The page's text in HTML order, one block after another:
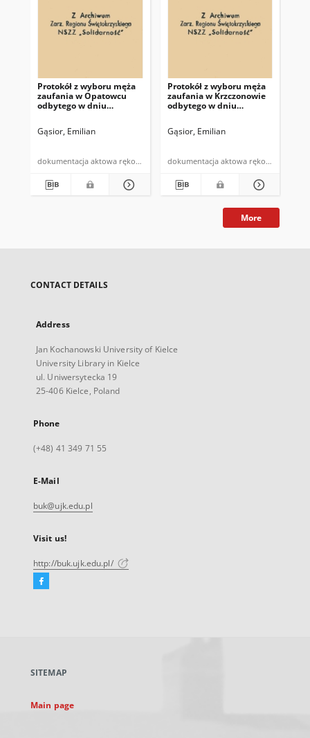
Protokół z wyboru męża
zaufania w Opatowcu
odbytego w dniu
Gąsior, Emilian
dokumentacja aktowa rękopis
Protokół z wyboru męża
zaufania w Krzczonowie
odbytego w dniu
Gąsior, Emilian
dokumentacja aktowa rękopis
More
CONTACT DETAILS
Address
Jan Kochanowski University of Kielce
University Library in Kielce
ul. Uniwersytecka 19
25-406 Kielce, Poland
Phone
(+48) 41 349 71 55
E-Mail
buk@ujk.edu.pl
Visit us!
http://buk.ujk.edu.pl/
Facebook
new
SITEMAP
Main page